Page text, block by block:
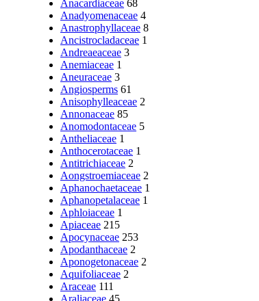
Anacardiaceae 68
Anadyomenaceae 4
Anastrophyllaceae 8
Ancistrocladaceae 1
Andreaeaceae 3
Anemiaceae 1
Aneuraceae 3
Angiosperms 61
Anisophylleaceae 2
Annonaceae 85
Anomodontaceae 5
Antheliaceae 1
Anthocerotaceae 1
Antitrichiaceae 2
Aongstroemiaceae 2
Aphanochaetaceae 1
Aphanopetalaceae 1
Aphloiaceae 1
Apiaceae 215
Apocynaceae 253
Apodanthaceae 2
Aponogetonaceae 2
Aquifoliaceae 2
Araceae 111
Araliaceae 45